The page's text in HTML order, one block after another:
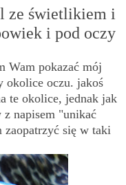
ze świetlikiem i
i pod oczy
Wam pokazać mój
okolice oczu. jakoś
te okolice, jednak jak
z napisem "unikać
zaopatrzyć się w taki